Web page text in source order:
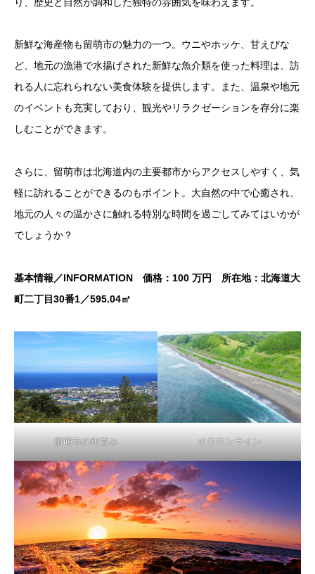
新鮮な海産物も留萌市の魅力の一つ。ウニやホッケ、甘えびな
ど、地元の漁港で水揚げされた新鮮な魚介類を使った料理は、訪
れる人に忘れられない美食体験を提供します。また、温泉や地元
のイベントも充実しており、観光やリラクゼーションを存分に楽
しむことができます。
さらに、留萌市は北海道内の主要都市からアクセスしやすく、気
軽に訪れることができるのもポイント。大自然の中で心癒され、
地元の人々の温かさに触れる特別な時間を過ごしてみてはいかが
でしょうか？
基本情報／INFORMATION 価格：100 万円 所在地：北海道大
町二丁目30番1／595.04㎡
留萌市の街並み オロロンライン